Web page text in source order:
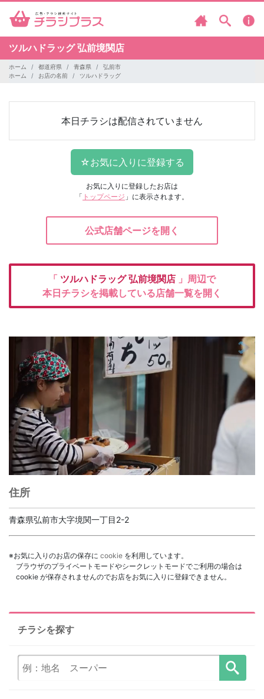
ツルハドラッグ弘前境関店
ホーム 都道府県 青森県
弘前市
ホーム
お店の名前 ツルハドラッグ
本日チラシは配信されていません
お気に入りに登録したお店は
「 トップページ 」に表示されます。
公式店舗ページを開く
「 ツルハドラッグ弘前境関店 」周辺で
本日チラシを掲載している店舗一覧を開く
住所
青森県弘前市大字境関一丁目2-2
※お気に入りのお店の保存に cookie を利用しています。
ブラウザのプライベートモードやシークレットモードでご利用の場合は
cookie が保存されませんのでお店をお気に入りに登録できません。
チラシを探す